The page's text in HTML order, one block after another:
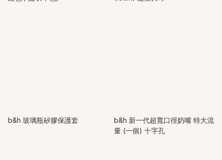
b&h 玻璃瓶矽膠保護套
b&h 新一代超寬口徑奶嘴 特大流
量 (一個) 十字孔